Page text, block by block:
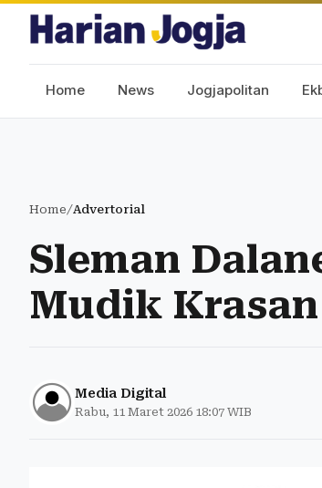
Home News Jogjapolitan
Home/Advertorial
Sleman
Mudik Krasan
Media Digital
Rabu, 11 Maret 2026 18:07 WIB